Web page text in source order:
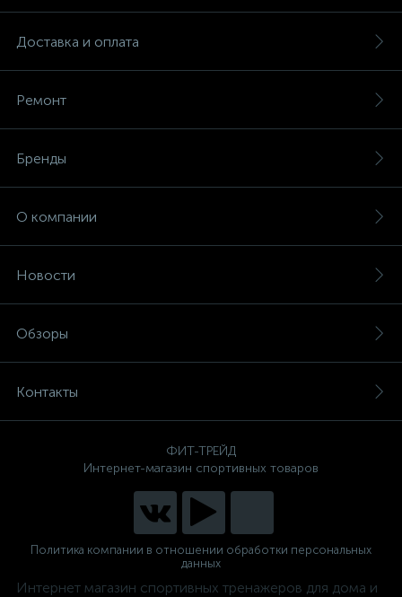
Доставка и оплата
Ремонт
Бренды
О компании
Новости
Обзоры
Контакты
ФИТ-ТРЕЙД
Интернет-магазин спортивных товаров
Политика компании в отношении обработки персональных
данных
Интернет магазин спортивных тренажеров для дома и